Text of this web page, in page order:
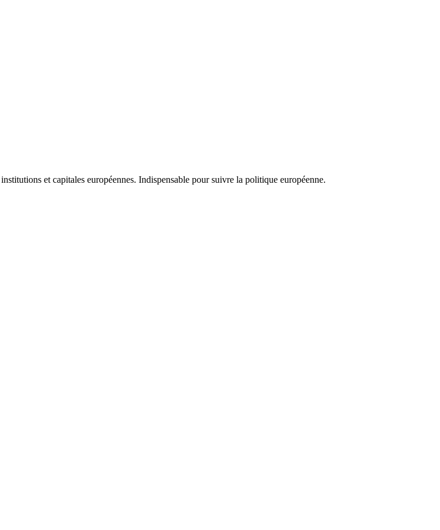
et capitales européennes. Indispensable pour suivre la politique européenne.